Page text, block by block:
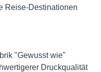
Reise-Destinationen
"Gewusst wie"
Druckqualität